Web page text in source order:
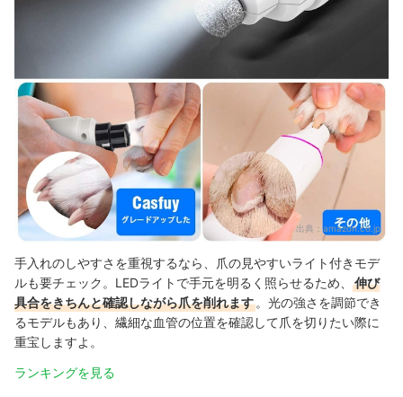
出典： amazon.co.jp
手入れのしやすさを重視するなら、爪の見やすいライト付きモデ
ルも要チェック。LEDライトで手元を明るく照らせるため、
伸び
具合をきちんと確認しながら爪を削れます 。光の強さを調節でき
るモデルもあり、繊細な血管の位置を確認して爪を切りたい際に
重宝しますよ。
ランキングを見る